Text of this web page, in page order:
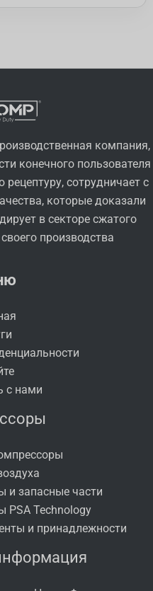
компания,
конечного пользователя
сотрудничает с
которые доказали
в секторе сжатого
производства
с нами
и запасные части
PSA Technology
и принадлежности